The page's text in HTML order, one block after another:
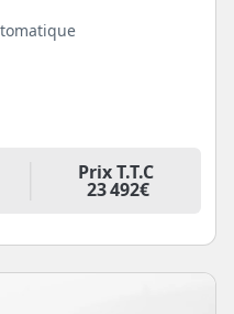
Prix T.T.C
23 492€